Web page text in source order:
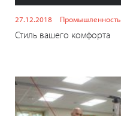
27.12.2018 Промышленность
Стиль вашего комфорта